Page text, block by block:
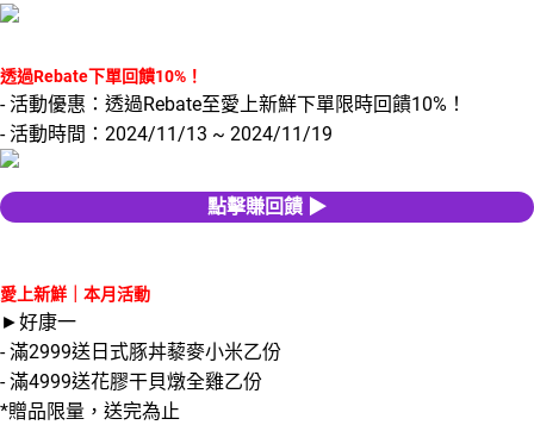
透過Rebate下單回饋10%！
- 活動優惠：透過Rebate至愛上新鮮下單限時回饋10%！
- 活動時間：2024/11/13 ~ 2024/11/19
點擊賺回饋 ▶
愛上新鮮｜本月活動
►好康一
- 滿2999送日式豚丼藜麥小米乙份
- 滿4999送花膠干貝燉全雞乙份
*贈品限量，送完為止